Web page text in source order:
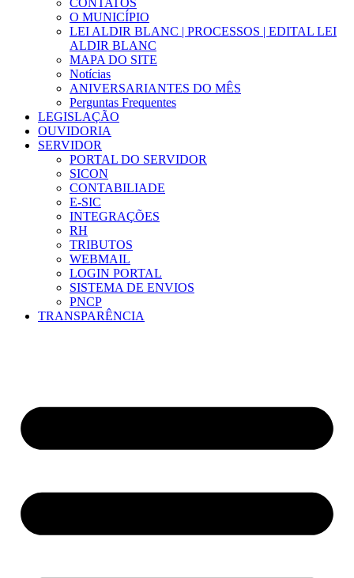
CONTATOS
O MUNICÍPIO
LEI ALDIR BLANC | PROCESSOS | EDITAL LEI
ALDIR BLANC
MAPA DO SITE
Notícias
ANIVERSARIANTES DO MÊS
Perguntas Frequentes
LEGISLAÇÃO
OUVIDORIA
SERVIDOR
PORTAL DO SERVIDOR
SICON
CONTABILIADE
E-SIC
INTEGRAÇÕES
RH
TRIBUTOS
WEBMAIL
LOGIN PORTAL
SISTEMA DE ENVIOS
PNCP
TRANSPARÊNCIA